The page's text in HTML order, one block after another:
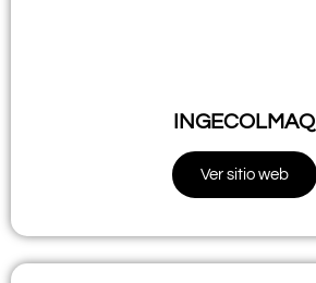
INGECOLMAQ
Ver sitio web